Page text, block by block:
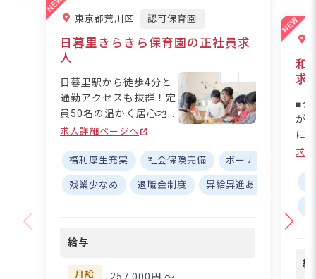
東京都荒川区 認可保育園
日暮里きらきら保育園の正社員求
人
日暮里駅から徒歩4分と
通勤アクセスも抜群！定
員50名の温かく居心地
の良い認可保育園です。
笑顔にする」をモットー
に、職員が働きやすく、
また変化していくライフ
づくりを行なっていま
休みも多く、豊富な休暇
求人詳細ページへ
福利厚生充実 社会保険完備 ボーナス・賞与あり
残業少なめ 退職金制度 昇給昇進あり 研修
給与
月給
和
求
■ク
が
に
日
立
福
数
保
求
給